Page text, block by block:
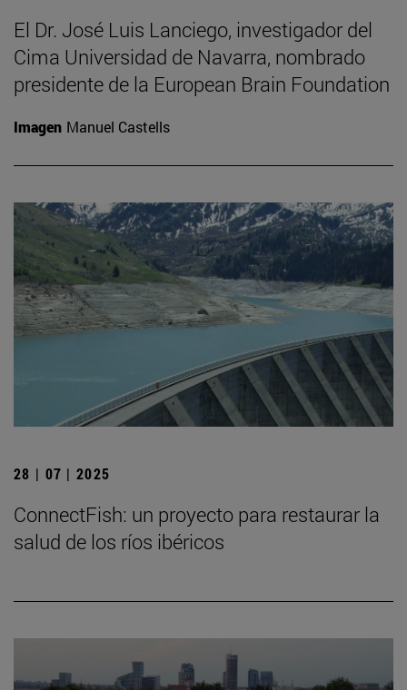
El Dr. José Luis Lanciego, investigador del
Cima Universidad de Navarra, nombrado
presidente de la European Brain Foundation
Imagen Manuel Castells
28 | 07 | 2025
ConnectFish: un proyecto para restaurar la
salud de los ríos ibéricos